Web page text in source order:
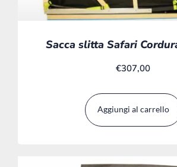
Sacca slitta Safari
€307,00
Aggiungi al carrello